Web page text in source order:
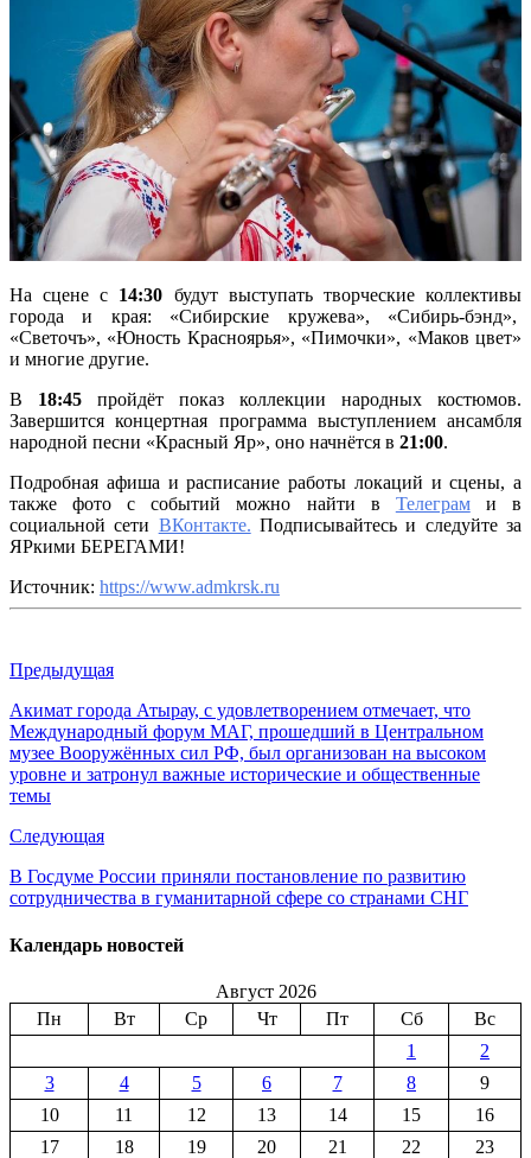
На сцене с 14:30 будут выступать творческие коллективы
города и края: «Сибирские кружева», «Сибирь-бэнд»,
«Светочъ», «Юность Красноярья», «Пимочки», «Маков цвет»
и многие другие.
В 18:45 пройдёт пока​з коллекции народных костюмов.
Завершится концертная программа выступлением ансамбля
народной песни «Красный Яр», оно начнётся в 21:00.
Подробная афиша и расписание работы локаций и сцены, а
также фото с событий можно найти в Телеграми в
социальной сети ВКонтакте. Подписывайтесь и следуйте за
ЯРкими БЕРЕГАМИ!
Источник: https://www.admkrsk.ru
Предыдущая
Акимат города Атырау, с удовлетворением отмечает, что
Международный форум МАГ, прошедший в Центральном
музее Вооружённых сил РФ, был организован на высоком
уровне и затронул важные исторические и общественные
темы
Следующая
В Госдуме России приняли постановление по развитию
сотрудничества в гуманитарной сфере со странами СНГ
Календарь новостей
Август 2026
Пн
Вт Ср Чт Пт Сб
Вс
1
2
3
4 5 6 7 8
9
10
11 12 13 14 15
16
17
18 19 20 21 22
23